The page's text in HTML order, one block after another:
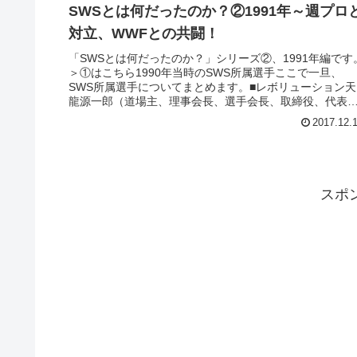
SWSとは何だったのか？②1991年～週プロ
対立、WWFとの共闘！
「SWSとは何だったのか？」シリーズ②、1991年編です。
＞①はこちら1990年当時のSWS所属選手ここで一旦、
SWS所属選手についてまとめます。■レボリューション天
龍源一郎（道場主、理事会長、選手会長、取締役、代表取
スポ